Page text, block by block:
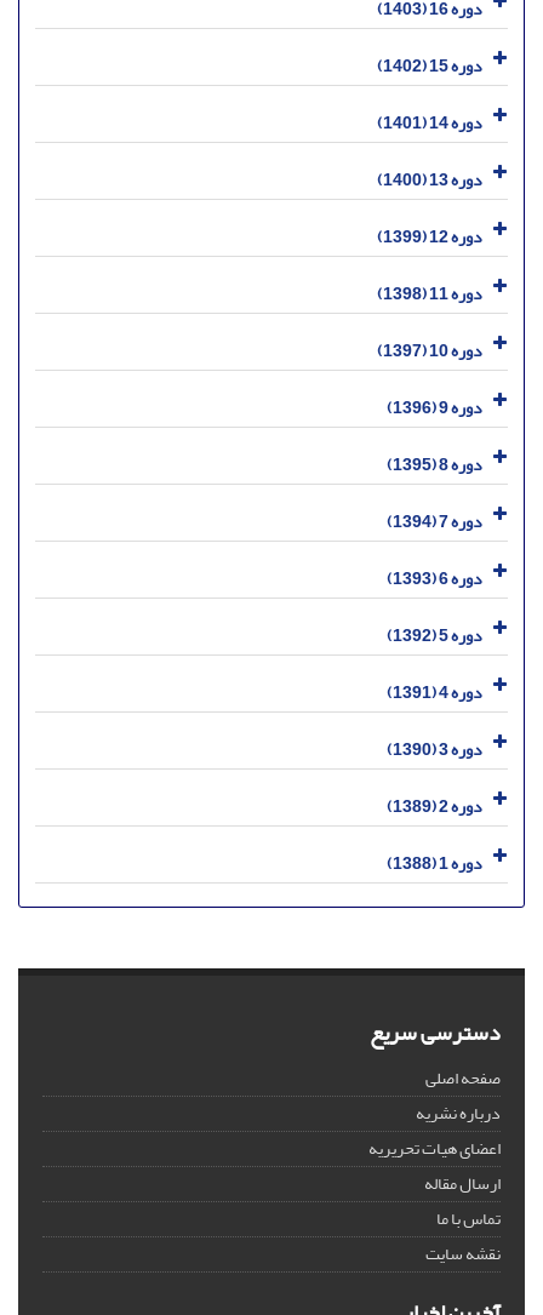
دوره 16 (1403)
دوره 15 (1402)
دوره 14 (1401)
دوره 13 (1400)
دوره 12 (1399)
دوره 11 (1398)
دوره 10 (1397)
دوره 9 (1396)
دوره 8 (1395)
دوره 7 (1394)
دوره 6 (1393)
دوره 5 (1392)
دوره 4 (1391)
دوره 3 (1390)
دوره 2 (1389)
دوره 1 (1388)
دسترسی سریع
صفحه اصلی
درباره نشریه
اعضای هیات تحریریه
ارسال مقاله
تماس با ما
نقشه سایت